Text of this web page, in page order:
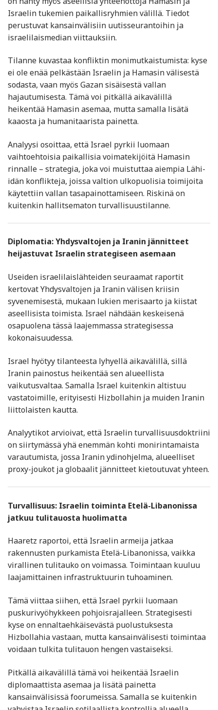
Israelin tukemien paikallisryhmien välillä. Tiedot
perustuvat kansainvälisiin uutisseurantoihin ja
israelilaismedian viittauksiin.
Tilanne kuvastaa konfliktin monimutkaistumista: kyse
ei ole enää pelkästään Israelin ja Hamasin välisestä
sodasta, vaan myös Gazan sisäisestä vallan
hajautumisesta. Tämä voi pitkällä aikavälillä
heikentää Hamasin asemaa, mutta samalla lisätä
kaaosta ja humanitaarista painetta.
Analyysi osoittaa, että Israel pyrkii luomaan
vaihtoehtoisia paikallisia voimatekijöitä Hamasin
rinnalle – strategia, joka voi muistuttaa aiempia Lähi-
idän konflikteja, joissa valtion ulkopuolisia toimijoita
käytettiin vallan tasapainottamiseen. Riskinä on
kuitenkin hallitsematon turvallisuustilanne.
Diplomatia: Yhdysvaltojen ja Iranin jännitteet
heijastuvat Israelin strategiseen asemaan
Useiden israelilaislähteiden seuraamat raportit
kertovat Yhdysvaltojen ja Iranin välisen kriisin
syvenemisestä, mukaan lukien merisaarto ja kiistat
aseellisista toimista. Israel nähdään keskeisenä
osapuolena tässä laajemmassa strategisessa
kokonaisuudessa.
Israel hyötyy tilanteesta lyhyellä aikavälillä, sillä
Iranin painostus heikentää sen alueellista
vaikutusvaltaa. Samalla Israel kuitenkin altistuu
vastatoimille, erityisesti Hizbollahin ja muiden Iranin
liittolaisten kautta.
Analyytikot arvioivat, että Israelin turvallisuusdoktriini
on siirtymässä yhä enemmän kohti monirintamaista
varautumista, jossa Iranin ydinohjelma, alueelliset
proxy-joukot ja globaalit jännitteet kietoutuvat yhteen.
Turvallisuus: Israelin toiminta Etelä-Libanonissa
jatkuu tulitauosta huolimatta
Haaretz raportoi, että Israelin armeija jatkaa
rakennusten purkamista Etelä-Libanonissa, vaikka
virallinen tulitauko on voimassa. Toimintaan kuuluu
laajamittainen infrastruktuurin tuhoaminen.
Tämä viittaa siihen, että Israel pyrkii luomaan
puskurivyöhykkeen pohjoisrajalleen. Strategisesti
kyse on ennaltaehkäisevästä puolustuksesta
Hizbollahia vastaan, mutta kansainvälisesti toimintaa
voidaan tulkita tulitauon hengen vastaiseksi.
Pitkällä aikavälillä tämä voi heikentää Israelin
diplomaattista asemaa ja lisätä painetta
kansainvälisissä foorumeissa. Samalla se kuitenkin